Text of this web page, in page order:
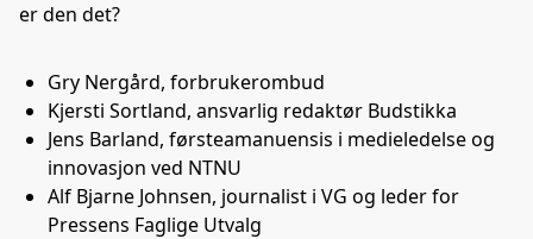
er den det?
Gry Nergård, forbrukerombud
Kjersti Sortland, ansvarlig redaktør Budstikka
Jens Barland, førsteamanuensis i medieledelse og
innovasjon ved NTNU
Alf Bjarne Johnsen, journalist i VG og leder for
Pressens Faglige Utvalg